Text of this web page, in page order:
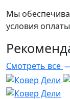
Мы
условия
Смотреть все